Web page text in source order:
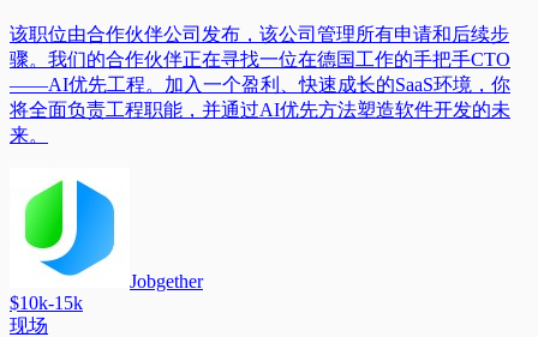
该职位由合作伙伴公司发布，该公司管理所有申请和后续步
骤。我们的合作伙伴正在寻找一位在德国工作的手把手CTO
——AI优先工程。加入一个盈利、快速成长的SaaS环境，你
将全面负责工程职能，并通过AI优先方法塑造软件开发的未
来。
Jobgether
$10k-15k
现场